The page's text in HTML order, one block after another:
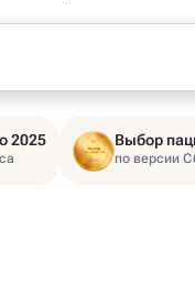
2025 Выбор
по версии